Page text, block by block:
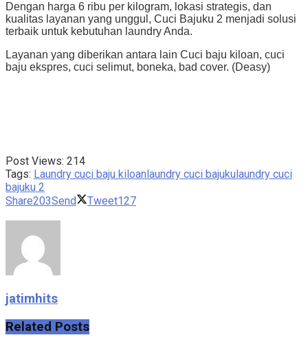
Dengan harga 6 ribu per kilogram, lokasi strategis, dan
kualitas layanan yang unggul, Cuci Bajuku 2 menjadi solusi
terbaik untuk kebutuhan laundry Anda.
Layanan yang diberikan antara lain Cuci baju kiloan, cuci
baju ekspres, cuci selimut, boneka, bad cover. (Deasy)
Post Views: 214
Tags: Laundry cuci baju kiloan laundry cuci bajuku laundry cuci
bajuku 2
Share203Send Tweet127
jatimhits
Related Posts